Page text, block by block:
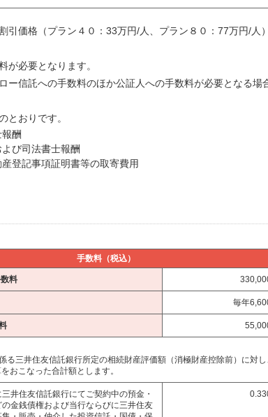
引価格（プラン４０：33万円/人、プラン８０：77万円/人
が必要となります。
ー信託への手数料のほか公証人への手数料が必要となる場
とおりです。
酬
び司法書士報酬
登記事項証明書等の取寄費用
手数料（税込）
料
毎年
る三井住友信託銀行所定の相続財産評価額（消極財産控除前）に対し
おこなった合計額とします。
井住友信託銀行にてご契約中の預金・
金銭債権および当行ならびに三井住友